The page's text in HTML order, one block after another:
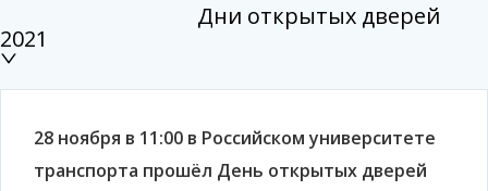
28 ноября в 11:00 в Российском университете
транспорта прошёл День открытых дверей
Дни открытых дверей
2021